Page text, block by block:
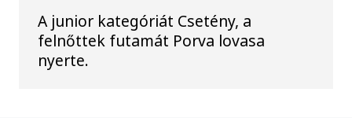
A junior kategóriát Csetény, a
felnőttek futamát Porva lovasa
nyerte.